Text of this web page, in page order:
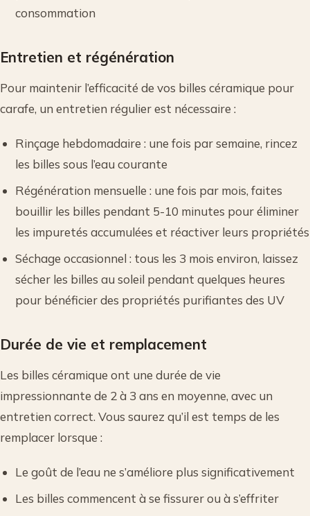
consommation
Entretien et régénération
Pour maintenir l’efficacité de vos billes céramique pour
carafe, un entretien régulier est nécessaire :
Rinçage hebdomadaire : une fois par semaine, rincez
les billes sous l’eau courante
Régénération mensuelle : une fois par mois, faites
bouillir les billes pendant 5-10 minutes pour éliminer
les impuretés accumulées et réactiver leurs propriétés
Séchage occasionnel : tous les 3 mois environ, laissez
sécher les billes au soleil pendant quelques heures
pour bénéficier des propriétés purifiantes des UV
Durée de vie et remplacement
Les billes céramique ont une durée de vie
impressionnante de 2 à 3 ans en moyenne, avec un
entretien correct. Vous saurez qu’il est temps de les
remplacer lorsque :
Le goût de l’eau ne s’améliore plus significativement
Les billes commencent à se fissurer ou à s’effriter